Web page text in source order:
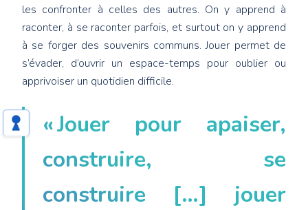
les confronter à celles des autres. On y apprend à
raconter, à se raconter parfois, et surtout on y apprend
à se forger des souvenirs communs. Jouer permet de
s’évader, d’ouvrir un espace-temps pour oublier ou
apprivoiser un quotidien difficile.
« Jouer pour apaiser,
construire, se
construire […] jouer